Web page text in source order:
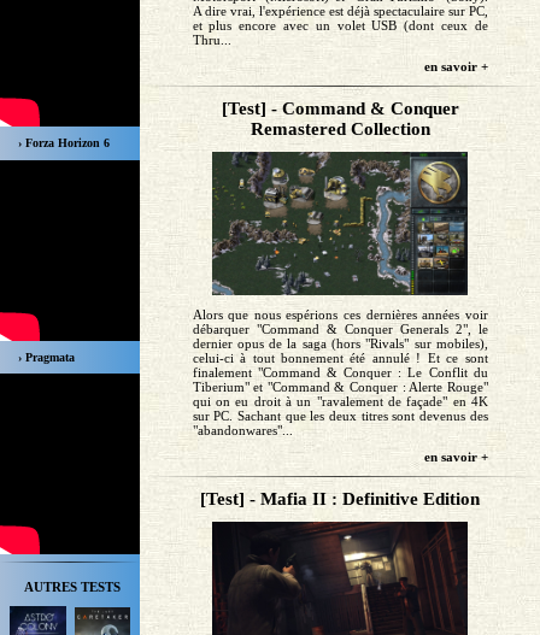
› Forza Horizon 6
› Pragmata
AUTRES TESTS
A dire vrai, l'expérience est déjà spectaculaire sur PC,
et plus encore avec un volet USB (dont ceux de
Thru...
en savoir +
[Test] - Command & Conquer
Remastered Collection
Alors que nous espérions ces dernières années voir
débarquer "Command & Conquer Generals 2", le
dernier opus de la saga (hors "Rivals" sur mobiles),
celui-ci à tout bonnement été annulé ! Et ce sont
finalement "Command & Conquer : Le Conflit du
Tiberium" et "Command & Conquer : Alerte Rouge"
qui on eu droit à un "ravalement de façade" en 4K
sur PC. Sachant que les deux titres sont devenus des
"abandonwares"...
en savoir +
[Test] - Mafia II : Definitive Edition